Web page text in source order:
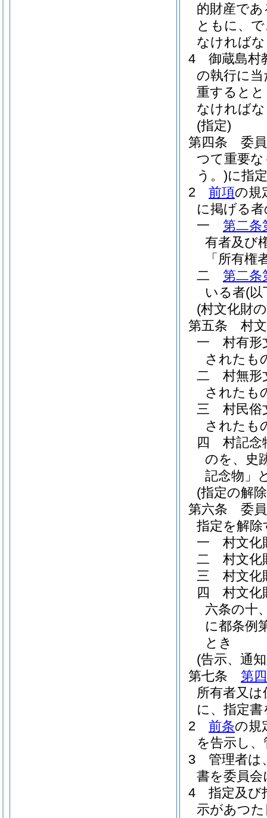
的財産で
ともに、
なければ
4
御蔵島村
の執行に
重すると
なければ
(指定)
第四条
委
つて重要
う。)に指
2
前項の規
に掲げる
一
第二条
有者及び
「所有権
二
第二条
いる者(以
(村文化財
第五条
村
一
村有形
されたも
二
村無形
されたも
三
村民俗
されたも
四
村記念
のを、史
記念物」
(指定の解
第六条
委
指定を解
一
村文化
二
村文化
三
村文化
四
村文化
六条の十
に都条例
とき
(告示、通
第七条
第
所有者又は
に、指定
2
前条の規
を告示し
3
管理者は
書を委員
4
指定及び
示があつ